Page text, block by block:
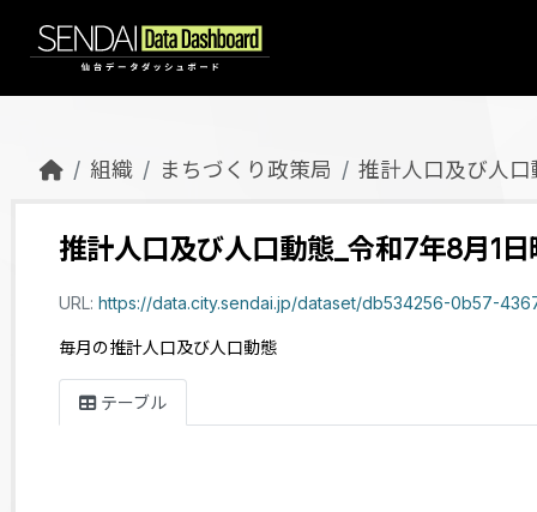
組織 まちづくり政策局 推計人口及び人
推計人口及び人口動態_令和7年8月1日
URL: https://data.city.sendai.jp/dataset/db534256-0b57-4367-886c-
毎月の推計人口及び人口動態
テーブル